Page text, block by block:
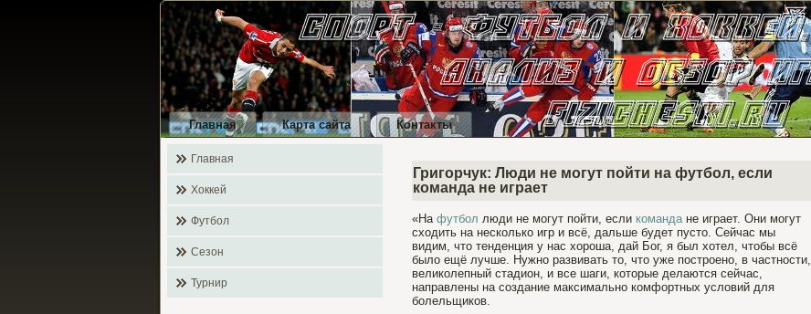
Главная Карта сайта Контакты
Главная
Хоккей
Футбол
Сезон
Турнир
Григорчук: Люди не могут пойти на футбол, если
команда не играет
«На футбол люди не могут пойти, если командане играет. Они могут
сходить на несколько игр и всё, дальше будет пусто. Сейчас мы
видим, что тенденция у нас хороша, дай Бог, я был хотел, чтобы всё
было ещё лучше. Нужно развивать то, что уже построено, в частности,
великолепный стадион, и все шаги, которые делаются сейчас,
направлены на создание максимально комфортных условий для
болельщиков.